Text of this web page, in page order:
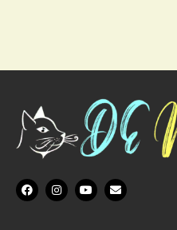
F
a
c
I
n
s
Y
o
u
E
n
v